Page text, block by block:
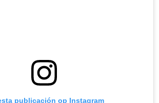
publicación op Instagram